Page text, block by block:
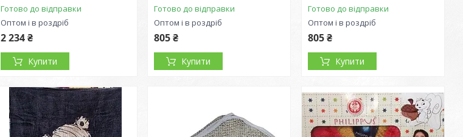
Готово до відправки
Оптом і в роздріб
2 234 ₴
Купити
Готово до відправки
Оптом і в роздріб
805 ₴
Купити
Готово до відправки
Оптом і в роздріб
805 ₴
Купити